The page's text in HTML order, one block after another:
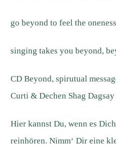
go beyond to feel the
singing takes you beyond,
CD Beyond, spirutual
Curti & Dechen Shag Dagsay
Hier kannst Du, wenn es
reinhören. Nimm‘ Dir eine